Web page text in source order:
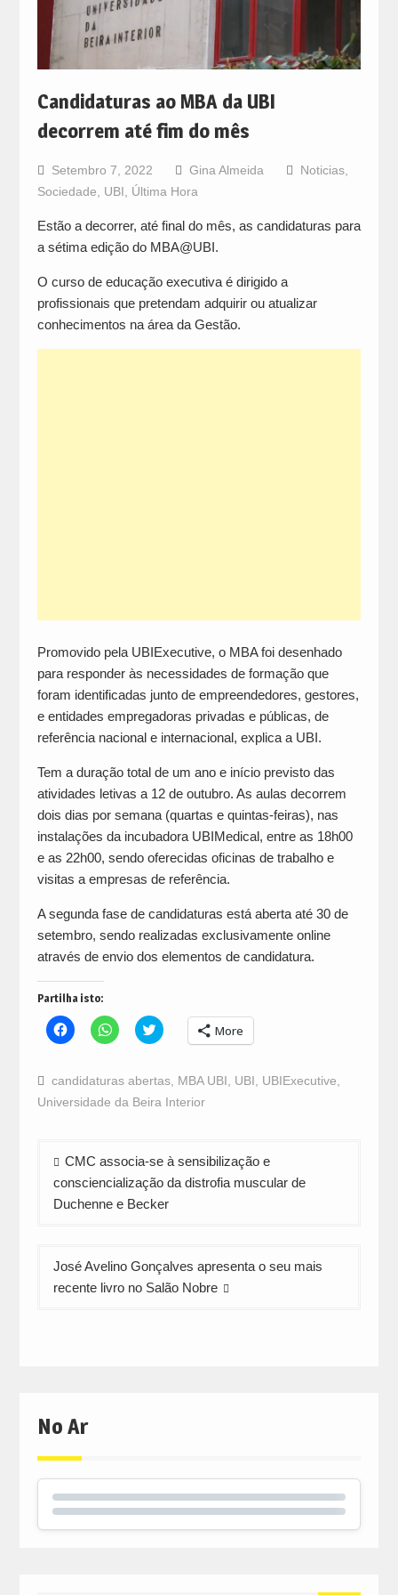
Candidaturas ao MBA da UBI
decorrem até fim do mês
Setembro 7, 2022 Gina Almeida Noticias,
Sociedade
UBI Última Hora
Estão a decorrer, até final do mês, as candidaturas para
a sétima edição do MBA@UBI.
O curso de educação executiva é dirigido a
profissionais que pretendam adquirir ou atualizar
conhecimentos na área da Gestão.
Promovido pela UBIExecutive, o MBA foi desenhado
para responder às necessidades de formação que
foram identificadas junto de empreendedores, gestores,
e entidades empregadoras privadas e públicas, de
referência nacional e internacional, explica a UBI.
Tem a duração total de um ano e início previsto das
atividades letivas a 12 de outubro. As aulas decorrem
dois dias por semana (quartas e quintas-feiras), nas
instalações da incubadora UBIMedical, entre as 18h00
e as 22h00, sendo oferecidas oficinas de trabalho e
visitas a empresas de referência.
A segunda fase de candidaturas está aberta até 30 de
setembro, sendo realizadas exclusivamente online
através de envio dos elementos de candidatura.
Partilha isto:
Click
to
Facebook
(Opens
in
new
Click
to
WhatsApp
(Opens
in
new
Click
to
Twitter
(Opens
in
new
More
candidaturas abertas, MBA UBI UBI UBIExecutive
Universidade da Beira Interior
Navegação
de
artigos
CMC associa-se à sensibilização e
consciencialização da distrofia muscular de
Duchenne e Becker
José Avelino Gonçalves apresenta o seu mais
recente livro no Salão Nobre
No Ar